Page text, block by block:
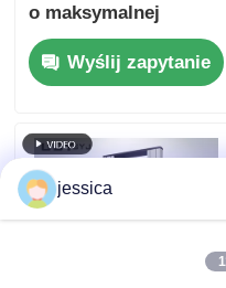
o maksymalnej
pojemności 20-
100000kN,
dokładności ±0,5% i
badań gięcia
ciśnienia
Wyślij zapytanie
jessica